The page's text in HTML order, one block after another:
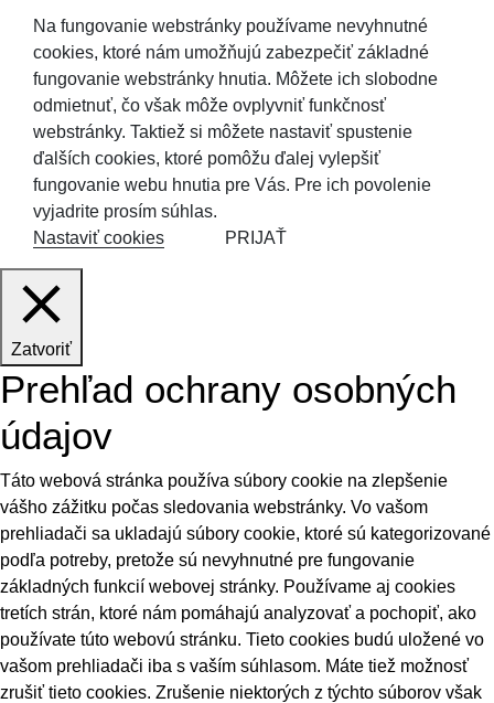
Na fungovanie webstránky používame nevyhnutné
cookies, ktoré nám umožňujú zabezpečiť základné
fungovanie webstránky hnutia. Môžete ich slobodne
odmietnuť, čo však môže ovplyvniť funkčnosť
webstránky. Taktiež si môžete nastaviť spustenie
ďalších cookies, ktoré pomôžu ďalej vylepšiť
fungovanie webu hnutia pre Vás. Pre ich povolenie
vyjadrite prosím súhlas.
Nastaviť cookies
PRIJAŤ
Zatvoriť
Prehľad ochrany osobných
údajov
Táto webová stránka používa súbory cookie na zlepšenie
vášho zážitku počas sledovania webstránky. Vo vašom
prehliadači sa ukladajú súbory cookie, ktoré sú kategorizované
podľa potreby, pretože sú nevyhnutné pre fungovanie
základných funkcií webovej stránky. Používame aj cookies
tretích strán, ktoré nám pomáhajú analyzovať a pochopiť, ako
používate túto webovú stránku. Tieto cookies budú uložené vo
vašom prehliadači iba s vaším súhlasom. Máte tiež možnosť
zrušiť tieto cookies. Zrušenie niektorých z týchto súborov však